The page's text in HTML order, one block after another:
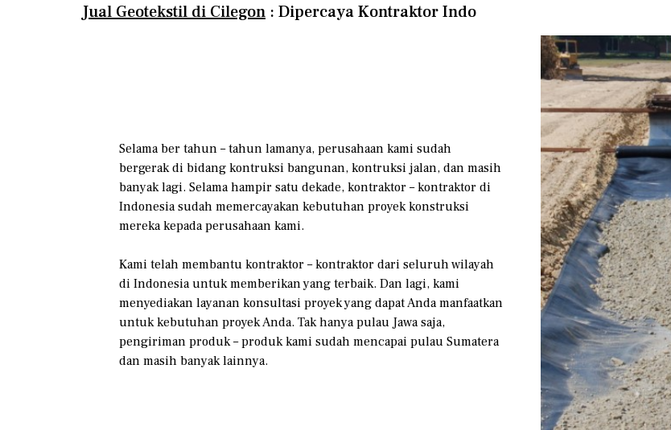
Jual Geotekstil di Cilegon : Dipercaya Kontraktor Indo
Selama ber tahun – tahun lamanya, perusahaan kami sudah
bergerak di bidang kontruksi bangunan, kontruksi jalan, dan masih
banyak lagi. Selama hampir satu dekade, kontraktor – kontraktor di
Indonesia sudah memercayakan kebutuhan proyek konstruksi
mereka kepada perusahaan kami.
Kami telah membantu kontraktor – kontraktor dari seluruh wilayah
di Indonesia untuk memberikan yang terbaik. Dan lagi, kami
menyediakan layanan konsultasi proyek yang dapat Anda manfaatkan
untuk kebutuhan proyek Anda. Tak hanya pulau Jawa saja,
pengiriman produk – produk kami sudah mencapai pulau Sumatera
dan masih banyak lainnya.